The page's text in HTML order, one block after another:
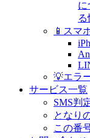
に
る
📱スマ
💡エラ
サービス一覧
SMS判
となり
この番